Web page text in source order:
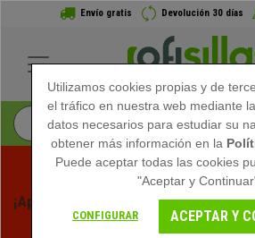
Envío gratis Devolución 30 días
¡Aprovecha las Rebajas de Verano
Exclusivos por Tiempo
Utilizamos cookies propias y de
el tráfico en nuestra web mediante
datos necesarios para estudiar su
obtener más información en la
Puede aceptar todas las cookies
"Aceptar y
CONFIGURAR ACEPTAR Y